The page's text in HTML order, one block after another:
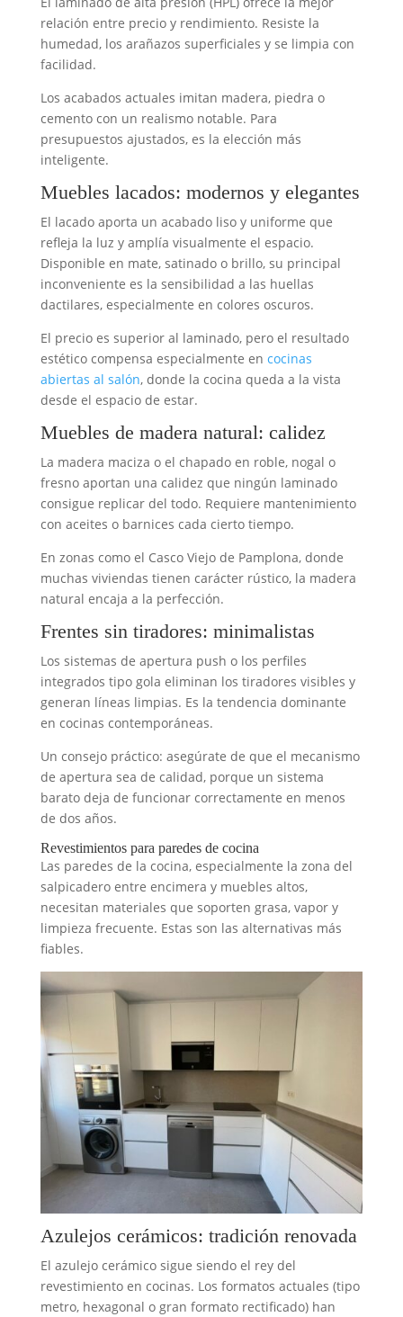
relación entre precio y rendimiento. Resiste la
humedad, los arañazos superficiales y se limpia con
facilidad.
Los acabados actuales imitan madera, piedra o
cemento con un realismo notable. Para
presupuestos ajustados, es la elección más
inteligente.
Muebles lacados: modernos y elegantes
El lacado aporta un acabado liso y uniforme que
refleja la luz y amplía visualmente el espacio.
Disponible en mate, satinado o brillo, su principal
inconveniente es la sensibilidad a las huellas
dactilares, especialmente en colores oscuros.
El precio es superior al laminado, pero el resultado
estético compensa especialmente en cocinas
abiertas al salón, donde la cocina queda a la vista
desde el espacio de estar.
Muebles de madera natural: calidez
La madera maciza o el chapado en roble, nogal o
fresno aportan una calidez que ningún laminado
consigue replicar del todo. Requiere mantenimiento
con aceites o barnices cada cierto tiempo.
En zonas como el Casco Viejo de Pamplona, donde
muchas viviendas tienen carácter rústico, la madera
natural encaja a la perfección.
Frentes sin tiradores: minimalistas
Los sistemas de apertura push o los perfiles
integrados tipo gola eliminan los tiradores visibles y
generan líneas limpias. Es la tendencia dominante
en cocinas contemporáneas.
Un consejo práctico: asegúrate de que el mecanismo
de apertura sea de calidad, porque un sistema
barato deja de funcionar correctamente en menos
de dos años.
Revestimientos para paredes de cocina
Las paredes de la cocina, especialmente la zona del
salpicadero entre encimera y muebles altos,
necesitan materiales que soporten grasa, vapor y
limpieza frecuente. Estas son las alternativas más
fiables.
Azulejos cerámicos: tradición renovada
El azulejo cerámico sigue siendo el rey del
revestimiento en cocinas. Los formatos actuales (tipo
metro, hexagonal o gran formato rectificado) han